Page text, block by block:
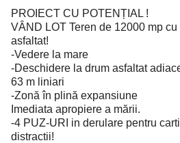
PROIECT CU POTENȚIAL !
VÂND LOT Teren de 12000 mp
asfaltat!
-Vedere la mare
-Deschidere la drum asfaltat
63 m liniari
-Zonă în plină expansiune
Imediata apropiere a mării.
-4 PUZ-URI in derulare pentru
distractii!